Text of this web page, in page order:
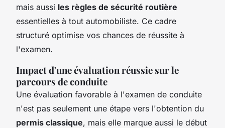
mais aussi les règles de sécurité routière
essentielles à tout automobiliste. Ce cadre
structuré optimise vos chances de réussite à
l'examen.
Impact d'une évaluation réussie sur le
parcours de conduite
Une évaluation favorable à l'examen de conduite
n'est pas seulement une étape vers l'obtention du
permis classique, mais elle marque aussi le début